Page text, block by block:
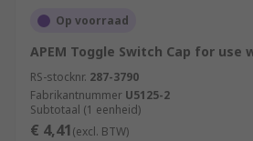
Op voorraad
APEM Toggle Switch Cap for use
RS-stocknr. 287-3790
Fabrikantnummer U5125-2
Subtotaal (1 eenheid)
€ 4,41(excl. BTW)